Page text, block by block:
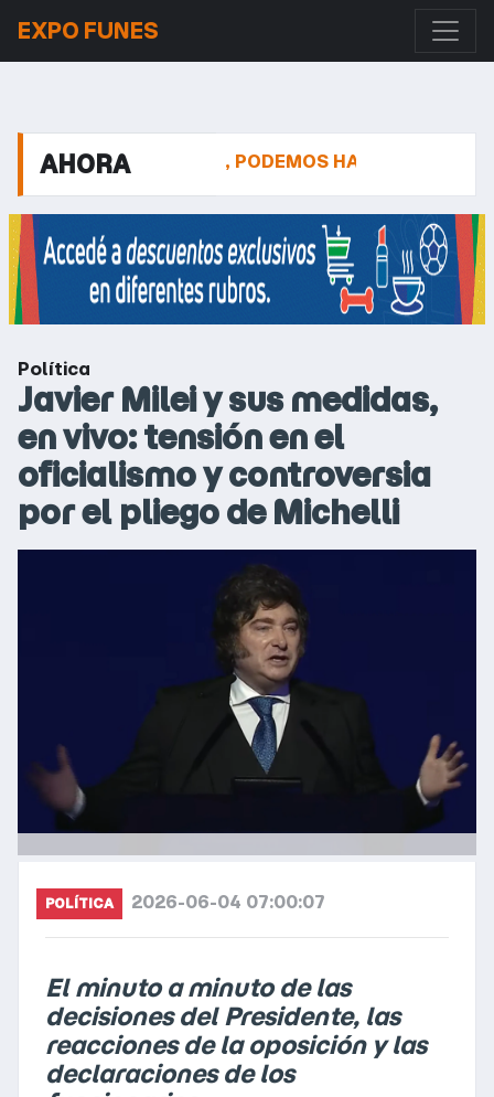
EXPO FUNES
AHORA
EN PH, PODEMOS HABLAR LA DESPEDIDA A
Política
Javier Milei y sus medidas,
en vivo: tensión en el
oficialismo y controversia
por el pliego de Michelli
POLÍTICA 2026-06-04 07:00:07
El minuto a minuto de las
decisiones del Presidente, las
reacciones de la oposición y las
declaraciones de los